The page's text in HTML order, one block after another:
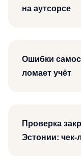
на аутсорсе
Ошибки
ломает учёт
Проверка
Эстонии: чек-